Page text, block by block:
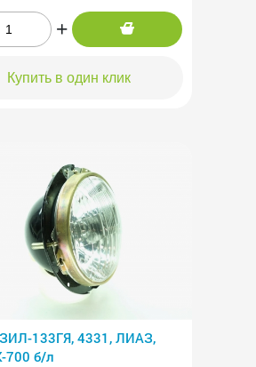
+
Купить в один клик
133ГЯ, 4331, ЛИАЗ,
700 б/л